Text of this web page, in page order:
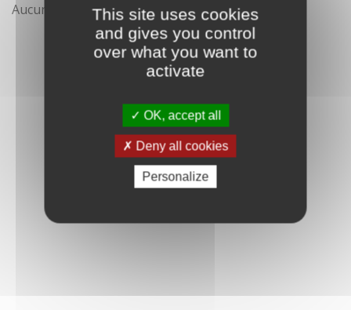
This site uses cookies
and gives you control
over what you want to
activate
OK, accept all
Deny all cookies
Personalize
Aucune démarche pour le moment